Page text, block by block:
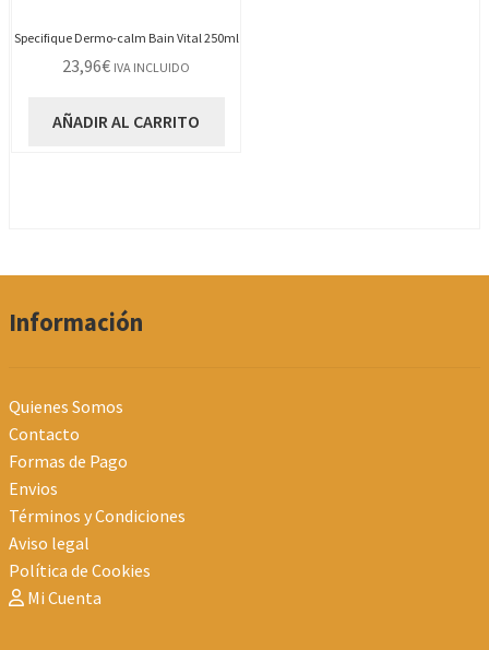
Specifique Dermo-calm Bain Vital 250ml
23,96€ IVA INCLUIDO
AÑADIR AL CARRITO
Información
Quienes Somos
Contacto
Formas de Pago
Envios
Términos y Condiciones
Aviso legal
Política de Cookies
Mi Cuenta